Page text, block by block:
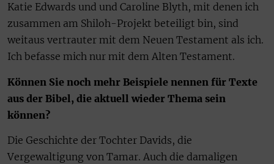
Katie Edwards und und Caroline Blyth, mit denen ich
zusammen am Shiloh-Projekt beteiligt bin, sind
weitaus vertrauter mit dem Neuen Testament als ich.
Ich befasse mich nur mit dem Alten Testament.
Können Sie noch mehr Beispiele nennen für Texte
aus der Bibel, die aktuell wieder Thema sein
können?
Die Geschichte der Tochter Davids, die
Vergewaltigung von Tamar. Auch die damaligen